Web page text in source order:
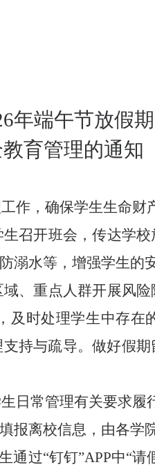
年端午节放假
育管理的通知
作，确保学生生命财
召开班会，传达学
水等，增强学生的
、重点人群开展风
时处理学生中存
持与疏导。做好假
日常管理有关要求
报离校信息，由各
过“钉钉”APP中“